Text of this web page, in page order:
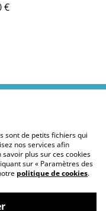
vintage
€
des
cookies
sont de petits fichiers qui
nos services afin
plus sur ces cookies
sur « Paramètres des
politique de cookies.